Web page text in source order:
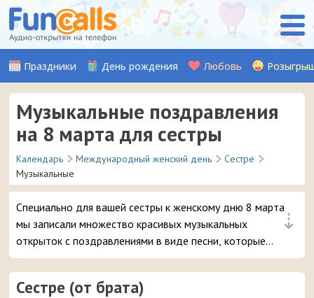
Праздники День рождения Любовь
Музыкальные поздравления
на 8 марта для сестры
Календарь Международный женский день
Сестре
Музыкальные
⇣
Специально для вашей сестры к женскому дню 8 марта
мы записали множество красивых музыкальных
открыток с поздравлениями в виде песни, которые
можно отправить на смартфон в виде входящего
звонка.
Сестре (от брата)